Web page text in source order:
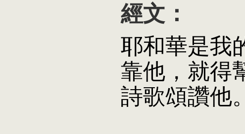
經文：
耶和華是我
靠他，就得
詩歌頌讚他